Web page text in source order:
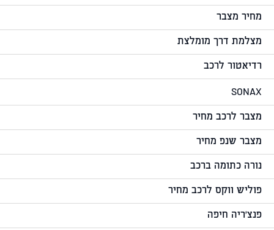
מחיר מצבר
מצלמת דרך מומלצת
רדיאטור לרכב
SONAX
מצבר לרכב מחיר
מצבר שנפ מחיר
נורה כתומה ברכב
פוליש ווקס לרכב מחיר
פנצ'ריה חיפה